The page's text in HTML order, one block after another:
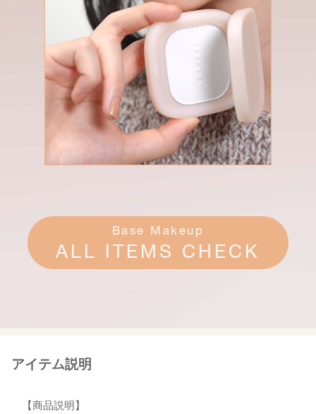
Base Makeup
ALL ITEMS CHECK
アイテム説明
【商品説明】